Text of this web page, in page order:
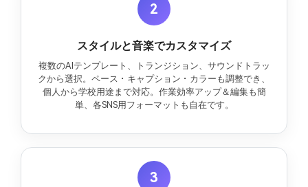
2
スタイルと音楽でカスタマイズ
複数のAIテンプレート、トランジション、サウンドトラッ
クから選択。ペース・キャプション・カラーも調整でき、
個人から学校用途まで対応。作業効率アップ＆編集も簡
単、各SNS用フォーマットも自在です。
3